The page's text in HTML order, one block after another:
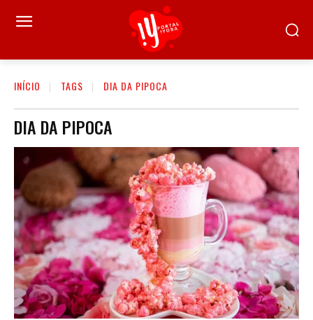
INÍCIO TAGS DIA DA PIPOCA
DIA DA PIPOCA